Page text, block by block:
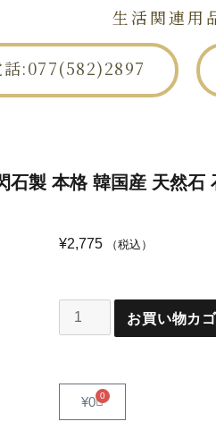
生活関連用
話:077(582)2897
石製 本格 韓国産 天然石
¥2,775 （税込）
お買い物カ
¥0 0